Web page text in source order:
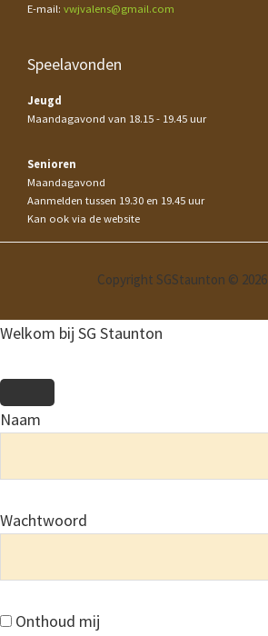
E-mail: vwjvalens@gmail.com
Speelavonden
Jeugd
Maandagavond van 18.15 - 19.45 uur
Senioren
Maandagavond
Aanmelden tussen 19.30 en 19.45 uur
Kan ook via de website
Copyright SGStaunton © 2026
Welkom bij SG Staunton
Naam
Wachtwoord
Onthoud mij